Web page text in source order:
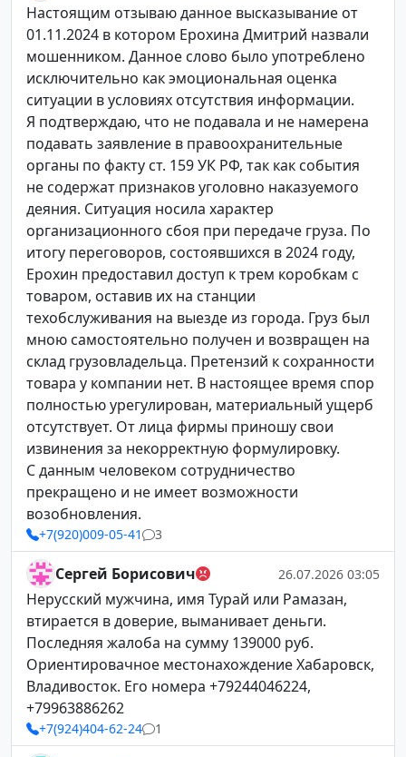
Настоящим отзываю данное высказывание от
01.11.2024 в котором Ерохина Дмитрий назвали
мошенником. Данное слово было употреблено
исключительно как эмоциональная оценка
ситуации в условиях отсутствия информации.
Я подтверждаю, что не подавала и не намерена
подавать заявление в правоохранительные
органы по факту ст. 159 УК РФ, так как события
не содержат признаков уголовно наказуемого
деяния. Ситуация носила характер
организационного сбоя при передаче груза. По
итогу переговоров, состоявшихся в 2024 году,
Ерохин предоставил доступ к трем коробкам с
товаром, оставив их на станции
техобслуживания на выезде из города. Груз был
мною самостоятельно получен и возвращен на
склад грузовладельца. Претензий к сохранности
товара у компании нет. В настоящее время спор
полностью урегулирован, материальный ущерб
отсутствует. От лица фирмы приношу свои
извинения за некорректную формулировку.
С данным человеком сотрудничество
прекращено и не имеет возможности
возобновления.
+7(920)009-05-41 3
Сергей Борисович 26.07.2026 03:05
Нерусский мужчина, имя Турай или Рамазан,
втирается в доверие, выманивает деньги.
Последняя жалоба на сумму 139000 руб.
Ориентировачное местонахождение Хабаровск,
Владивосток. Его номера +79244046224,
+79963886262
+7(924)404-62-24 1